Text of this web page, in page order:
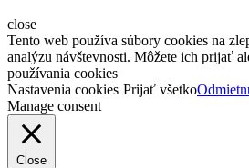
close
Tento web používa súbory cookies na
analýzu návštevnosti. Môžete ich prijať
používania cookies
Nastavenia cookies Prijať všetko
Manage consent
Close